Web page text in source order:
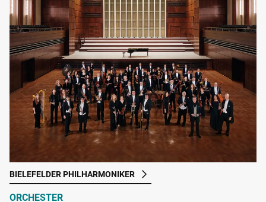
BIELEFELDER PHILHARMONIKER
ORCHESTER